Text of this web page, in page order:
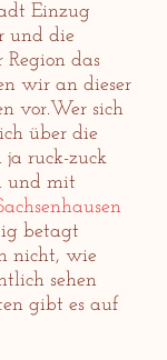
Einzug
und die
Region das
wir an dieser
vor.Wer sich
über die
ruck-zuck
und mit
betagt
nicht, wie
sehen
gibt es auf